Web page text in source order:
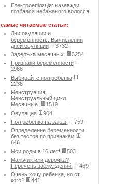
Електроепіляція: назавжди
позбався небажаного волосся
самые читаемые статьи:
Дни овуляции и
беременность. Вычислении
дней овуляции
3732
Задержка месячных.
3254
Признаки беременности
2988
Выбирайте пол ребенка
2236
Менструация.
Менструальный цикл.
Месячные.
1519
Овуляция
904
Пол ребенка на заказ.
759
Определение беременности
без тестов по признакам
646
Мои роды в 16 лет!
503
Мальчик или девочка?
Перечень заблуждений.
469
Очень хочу ребенка, но от
кого?
441